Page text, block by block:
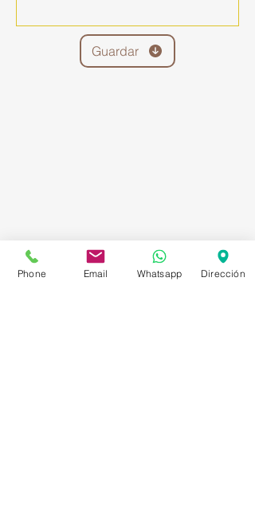
Guardar
Phone Email Whatsapp Dirección